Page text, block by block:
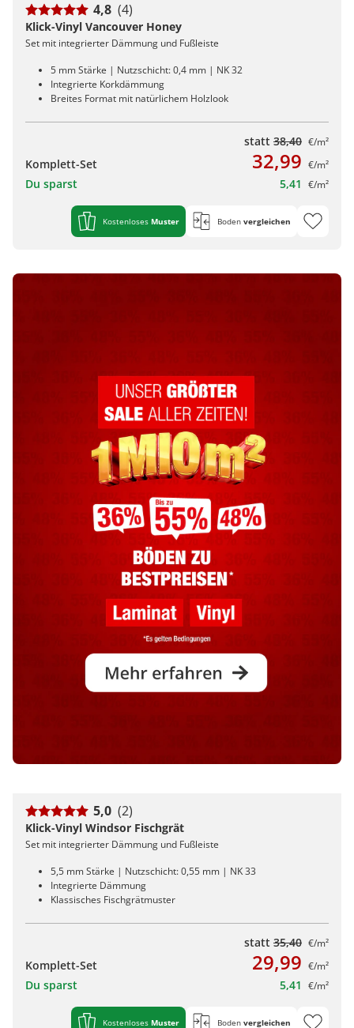
4,8 (4)
Klick-Vinyl Vancouver Honey
Set mit integrierter Dämmung und Fußleiste
5 mm Stärke | Nutzschicht: 0,4 mm | NK 32
Integrierte Korkdämmung
Breites Format mit natürlichem Holzlook
statt 38,40 €/m²
Komplett-Set 32,99 €/m²
Du sparst 5,41 €/m²
Kostenloses Muster Boden vergleichen
5,0 (2)
Klick-Vinyl Windsor Fischgrät
Set mit integrierter Dämmung und Fußleiste
5,5 mm Stärke | Nutzschicht: 0,55 mm | NK 33
Integrierte Dämmung
Klassisches Fischgrätmuster
statt 35,40 €/m²
Komplett-Set 29,99 €/m²
Du sparst 5,41 €/m²
Kostenloses Muster Boden vergleichen